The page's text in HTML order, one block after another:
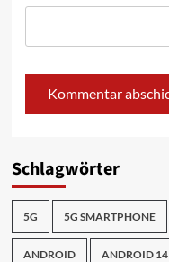
Schlagwörter
5G 5G SMARTPHONE
ANDROID ANDROID 14